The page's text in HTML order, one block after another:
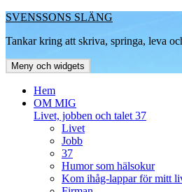
Hoppa
innehåll
SVENSSONS SLÄNG
Tankar kring att skriva, springa, leva
Meny och widgets
Hem
OM MIG
Livet, jobben och talet 37
Livet
Jobb
37
Humor som hälsokur
Kom ihåg-lappar för mitt